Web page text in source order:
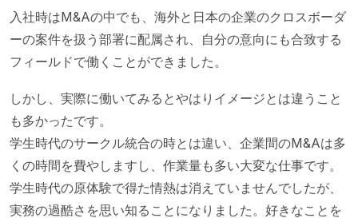
入社時はM&Aの中でも、海外と日本の企業のクロスボーダ
ーの案件を扱う部署に配属され、自分の意向にも合致する
フィールドで働くことができました。
しかし、実際に働いてみるとやはりイメージとは違うこと
も多かったです。
学生時代のサークル統合の時とは違い、企業間のM&Aは多
くの時間を費やしますし、作業量も多い大変な仕事です。
学生時代の原体験で得た情熱は消えていませんでしたが、
実務の過酷さを思い知ることになりました。好きなことを